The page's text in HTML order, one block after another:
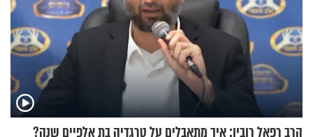
הרב רפאל רובין: איך מתאבלים על טרגדיה בת אלפיים שנה?